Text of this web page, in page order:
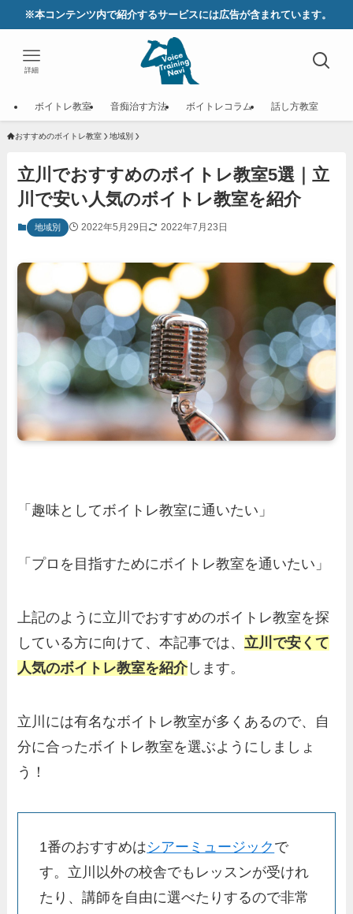
※本コンテンツ内で紹介するサービスには広告が含まれています。
詳細
ボイトレ教室 音痴治す方法 ボイトレコラム 話し方教室
おすすめのボイトレ教室 地域別
立川でおすすめのボイトレ教室5選｜立
川で安い人気のボイトレ教室を紹介
地域別 2022年5月29日 2022年7月23日
「趣味としてボイトレ教室に通いたい」
「プロを目指すためにボイトレ教室を通いたい」
上記のように立川でおすすめのボイトレ教室を探
している方に向けて、本記事では、 立川で安くて
人気のボイトレ教室を紹介します。
立川には有名なボイトレ教室が多くあるので、自
分に合ったボイトレ教室を選ぶようにしましょ
う！
1番のおすすめはシアーミュージック で
す。立川以外の校舎でもレッスンが受けれ
たり、講師を自由に選べたりするので非常